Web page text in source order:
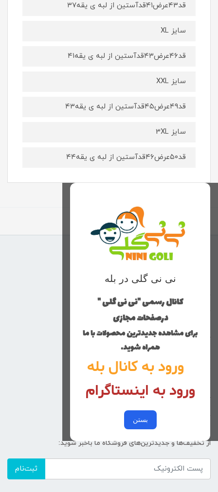
قد۴۳عرض۴۱قدآستین از لبه ی یقه۳۷
سایز XL
قد۴۶عرض۴۳قدآستین از لبه ی یقه۴۱
سایز XXL
قد۴۹عرض۴۵قدآستین از لبه ی یقه۴۳
سایز 3XL
قد۵۰عرض۴۶قدآستین از لبه ی یقه۴۴
نی نی گلی در بله
کانال رسمی "نی نی گلی "
درصفحات مجازی
برای مشاهده جدیدترین محصولات با ما
همراه شوید.
ورود به کانال بله
ورود به اینستاگرام
بستن
برگشت به بالا
منوی وب‌سایت
خانه
کوچولوهای نی نی گلی
تماس با ما
کد پیگیری سفارشات
خرید عمده
از تخفیف‌ها و جدیدترین‌های فروشگاه ما باخبر شوید:
ثبت‌نام